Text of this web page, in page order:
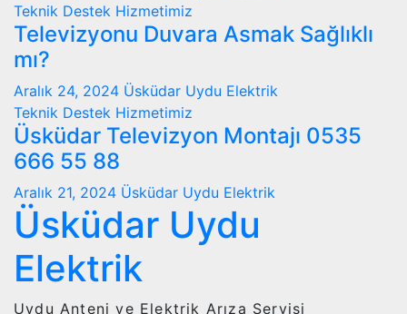
Teknik Destek Hizmetimiz
Televizyonu Duvara Asmak Sağlıklı
mı?
Aralık 24, 2024 Üsküdar Uydu Elektrik
Teknik Destek Hizmetimiz
Üsküdar Televizyon Montajı 0535
666 55 88
Aralık 21, 2024 Üsküdar Uydu Elektrik
Üsküdar Uydu
Elektrik
Uydu Anteni ve Elektrik Arıza Servisi